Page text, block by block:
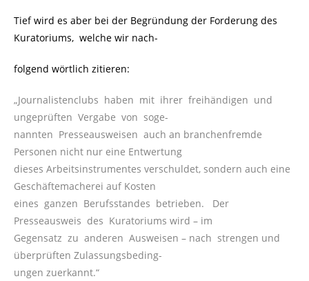
Tief wird es aber bei der Begründung der Forderung des
Kuratoriums, welche wir nach-
folgend wörtlich zitieren:
„Journalistenclubs haben mit ihrer freihändigen und
ungeprüften Vergabe von soge-
nannten Presseausweisen auch an branchenfremde
Personen nicht nur eine Entwertung
dieses Arbeitsinstrumentes verschuldet, sondern auch eine
Geschäftemacherei auf Kosten
eines ganzen Berufsstandes betrieben. Der
Presseausweis des Kuratoriums wird – im
Gegensatz zu anderen Ausweisen – nach strengen und
überprüften Zulassungsbeding-
ungen zuerkannt.“